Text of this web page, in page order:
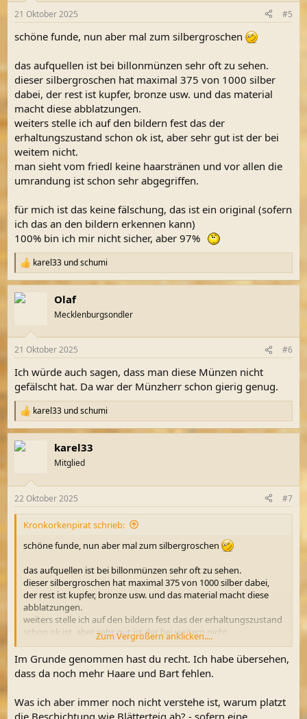
e
:
21 Oktober 2025 #5
schöne funde, nun aber mal zum silbergroschen
das aufquellen ist bei billonmünzen sehr oft zu sehen.
dieser silbergroschen hat maximal 375 von 1000 silber
dabei, der rest ist kupfer, bronze usw. und das material
macht diese abblatzungen.
weiters stelle ich auf den bildern fest das der
erhaltungszustand schon ok ist, aber sehr gut ist der bei
weitem nicht.
man sieht vom friedl keine haarstränen und vor allen die
umrandung ist schon sehr abgegriffen.
für mich ist das keine fälschung, das ist ein original (sofern
ich das an den bildern erkennen kann)
100% bin ich mir nicht sicher, aber 97%
R
e
a
k
e
:
karel33 undschumi
Olaf
Mecklenburgsondler
21 Oktober 2025 #6
Ich würde auch sagen, dass man diese Münzen nicht
gefälscht hat. Da war der Münzherr schon gierig genug.
R
e
a
k
e
n
karel33 undschumi
karel33
Mitglied
22 Oktober 2025 #7
Kronkorkenpirat schrieb:
schöne funde, nun aber mal zum silbergroschen
das aufquellen ist bei billonmünzen sehr oft zu sehen.
dieser silbergroschen hat maximal 375 von 1000 silber dabei,
der rest ist kupfer, bronze usw. und das material macht diese
abblatzungen.
weiters stelle ich auf den bildern fest das der erhaltungszustand
schon ok ist, aber sehr gut ist der bei weitem nicht.
man sieht vom friedl keine haarstränen und vor allen die
umrandung ist schon sehr abgegriffen.
für mich ist das keine fälschung, das ist ein original (sofern ich
100% bin ich mir nicht sicher, aber 97%
Zum Vergrößern anklicken....
Im Grunde genommen hast du recht. Ich habe übersehen,
dass da noch mehr Haare und Bart fehlen.
Was ich aber immer noch nicht verstehe ist, warum platzt
die Beschichtung wie Blätterteig ab? - sofern eine